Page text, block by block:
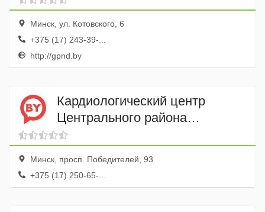
Минск, ул. Котовского, 6
+375 (17) 243-39-...
http://gpnd.by
Кардиологический центр
Центрального района
регистратура
Минск, просп. Победителей, 93
+375 (17) 250-65-...